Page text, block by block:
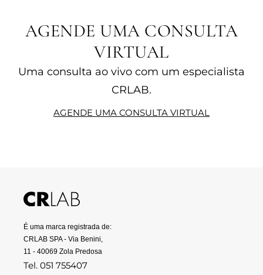
AGENDE UMA CONSULTA
VIRTUAL
Uma consulta ao vivo com um especialista
CRLAB.
AGENDE UMA CONSULTA VIRTUAL
É uma marca registrada de:
CRLAB SPA - Via Benini,
11 - 40069 Zola Predosa
Tel. 051 755407